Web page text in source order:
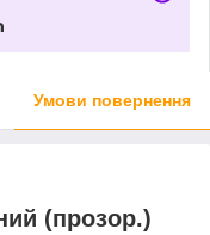
Умови повернення
(прозор.)